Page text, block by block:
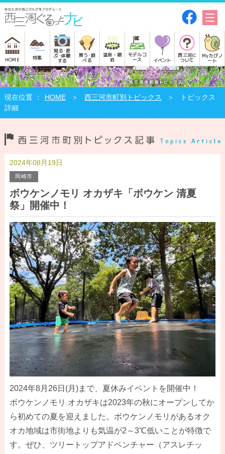
HOME 特集
見る･遊
ぶ･体験
する
買う･食
べる
温泉・宿
泊
モデルコ
ース イベント
西三河に
ついて
Myたびノ
ート
HOME 西三河市町別トピックス
トピックス
詳細
2024年08月19日
岡崎市
ボウケンノモリ オカザキ「ボウケン 清夏
祭」開催中！
2024年8月26日(月)まで、夏休みイベントを開催中！
ボウケンノモリ オカザキは2023年の秋にオープンしてか
ら初めての夏を迎えました。ボウケンノモリがあるオク
オカ地域は市街地よりも気温が2～3℃低いことが特徴で
す。ぜひ、ツリートップアドベンチャー（アスレチッ